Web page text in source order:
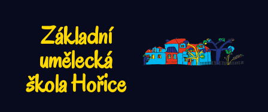
Základní
umělecká
škola Hořice